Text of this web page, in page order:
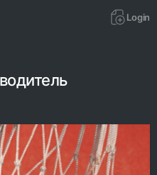
Login